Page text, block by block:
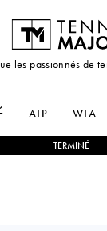
les passionnés de
ATP WTA
TERMINÉ